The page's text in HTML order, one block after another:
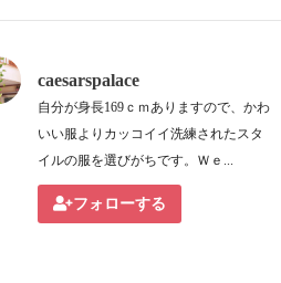
caesarspalace
自分が身長169ｃｍありますので、かわ
いい服よりカッコイイ洗練されたスタ
イルの服を選びがちです。Ｗｅ...
フォローする